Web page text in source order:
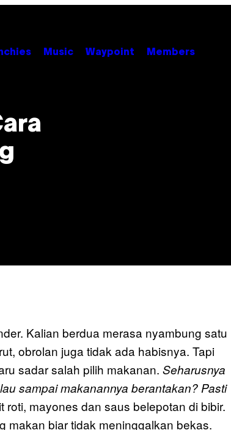
Music Waypoint Members
Kalian berdua merasa nyambung satu
obrolan juga tidak ada habisnya. Tapi
sadar salah pilih makanan. Seharusnya
sampai makanannya berantakan? Pasti
mayones dan saus belepotan di bibir.
makan biar tidak meninggalkan bekas.